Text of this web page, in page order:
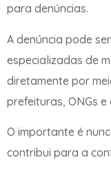
para denúncias.
A denúncia pode
especializadas de
diretamente por
prefeituras, ONGs
O importante é
contribui para a